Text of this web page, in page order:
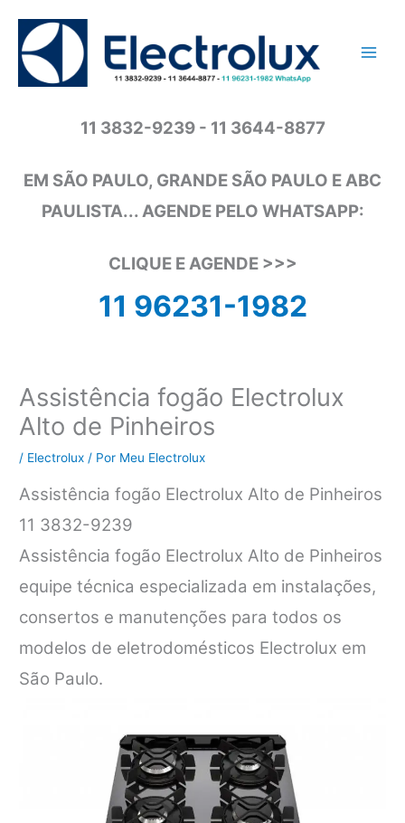
conteúdo
11 3832-9239 - 11 3644-8877
EM SÃO PAULO, GRANDE SÃO PAULO E ABC
PAULISTA... AGENDE PELO WHATSAPP:
CLIQUE E AGENDE >>>
11 96231-1982
Assistência fogão Electrolux
Alto de Pinheiros
/ Electrolux / Por Meu Electrolux
Assistência fogão Electrolux Alto de Pinheiros
11 3832-9239
Assistência fogão Electrolux Alto de Pinheiros
equipe técnica especializada em instalações,
consertos e manutenções para todos os
modelos de eletrodomésticos Electrolux em
São Paulo.